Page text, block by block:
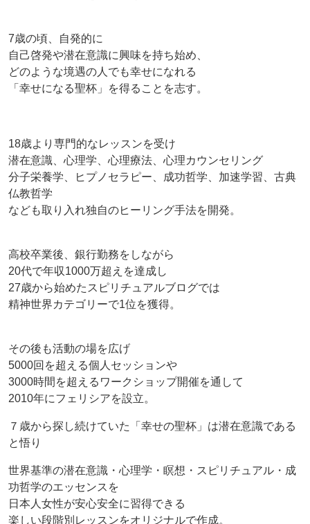
7歳の頃、自発的に
自己啓発や潜在意識に興味を持ち始め、
どのような境遇の人でも幸せになれる
「幸せになる聖杯」を得ることを志す。
18歳より専門的なレッスンを受け
潜在意識、心理学、心理療法、心理カウンセリング
分子栄養学、ヒプノセラピー、成功哲学、加速学習、古典
仏教哲学
なども取り入れ独自のヒーリング手法を開発。
高校卒業後、銀行勤務をしながら
20代で年収1000万超えを達成し
27歳から始めたスピリチュアルブログでは
精神世界カテゴリーで1位を獲得。
その後も活動の場を広げ
5000回を超える個人セッションや
3000時間を超えるワークショップ開催を通して
2010年にフェリシアを設立。
７歳から探し続けていた「幸せの聖杯」は潜在意識である
と悟り
世界基準の潜在意識・心理学・瞑想・スピリチュアル・成
功哲学のエッセンスを
日本人女性が安心安全に習得できる
楽しい段階別レッスンをオリジナルで作成。